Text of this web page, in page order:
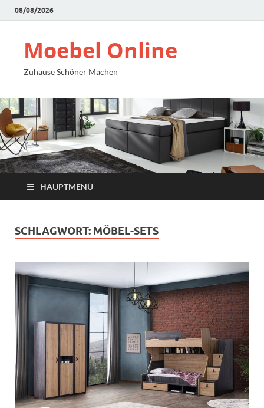
08/08/2026
Moebel Online
Zuhause Schöner Machen
HAUPTMENÜ
SCHLAGWORT: MÖBEL-SETS